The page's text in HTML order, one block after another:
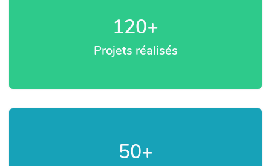
120+
Projets réalisés
50+